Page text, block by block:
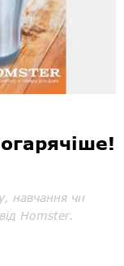
навчання чи
Homster.